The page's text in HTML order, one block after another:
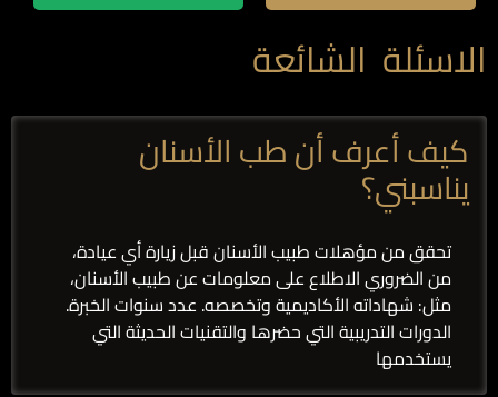
الاسئلة الشائعة
كيف أعرف أن طب الأسنان
يناسبني؟
تحقق من مؤهلات طبيب الأسنان قبل زيارة أي عيادة،
من الضروري الاطلاع على معلومات عن طبيب الأسنان،
مثل: شهاداته الأكاديمية وتخصصه. عدد سنوات الخبرة.
الدورات التدريبية التي حضرها والتقنيات الحديثة التي
يستخدمها